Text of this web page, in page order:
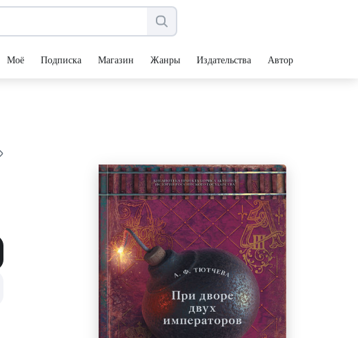
Моё Подписка Магазин Жанры Издательства Авторы